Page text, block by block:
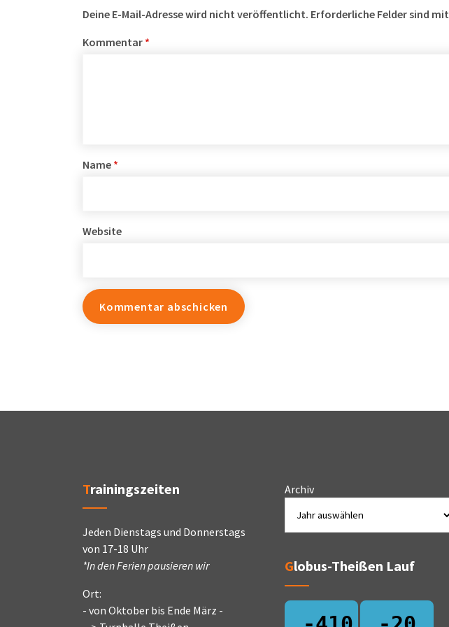
Deine E-Mail-Adresse wird nicht veröffentlicht. Erforderliche Felder sind mit
Kommentar *
Name *
Website
Trainingszeiten
Jeden Dienstags und Donnerstags
von 17-18 Uhr
*In den Ferien pausieren wir
Ort:
- von Oktober bis Ende März -
Archiv
Globus-Theißen Lauf